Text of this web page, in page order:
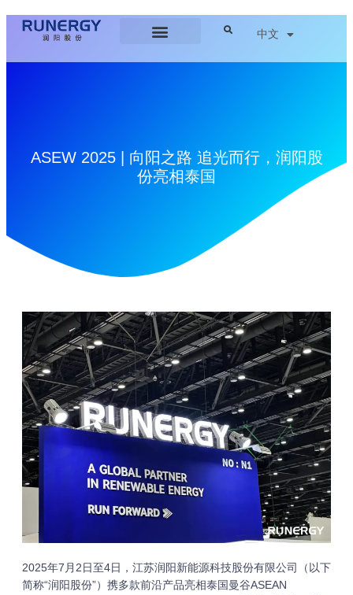
中文
ASEW 2025 | 向阳之路 追光而行，润阳股
份亮相泰国
2025年7月2日至4日，江苏润阳新能源科技股份有限公司（以下
简称“润阳股份”）携多款前沿产品亮相泰国曼谷ASEAN